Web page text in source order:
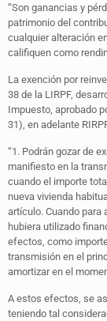
“Son ganancias y
patrimonio del
cualquier alteración
califiquen como
La exención por
38 de la LIRPF,
Impuesto, aprobado
31), en adelante
“1. Podrán gozar de
manifiesto en la
cuando el importe
nueva vivienda
artículo. Cuando para
hubiera utilizado
efectos, como
transmisión en el
amortizar en el
A estos efectos, se
teniendo tal